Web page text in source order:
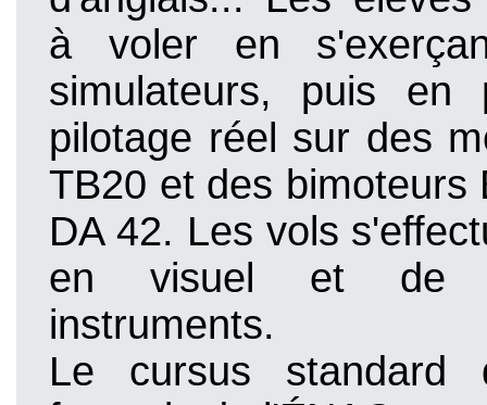
à voler en
simulateurs, puis en
pilotage réel sur des
TB20 et des bimoteurs
DA 42. Les vols
en visuel et de
instruments.
Le cursus standard